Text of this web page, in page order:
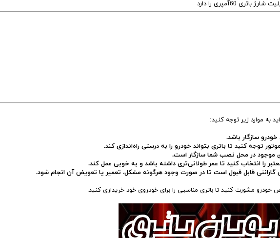
سازگار باشد.
توجه کنید تا باتری بتواند خودرو را به درستی راه‌اندازی کند.
موجود در محل نصب شما سازگار است.
را انتخاب کنید تا عمر طولانی‌تری داشته باشد و به خوبی عمل کند.
گارانتی قابل قبول است تا در صورت وجود هرگونه مشکل، تعمیر یا تعویض آن انجام شود.
مشورت کنید تا باتری مناسبی را برای خودروی خود خریداری کنید.